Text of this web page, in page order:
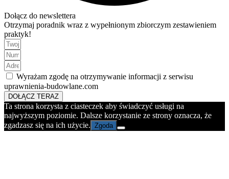
Dołącz do newslettera
Otrzymaj poradnik wraz z wypełnionym zbiorczym zestawieniem
praktyk!
Wyrażam zgodę na otrzymywanie informacji z serwisu
uprawnienia-budowlane.com
DOŁĄCZ TERAZ
Ta strona korzysta z ciasteczek aby świadczyć usługi na
najwyższym poziomie. Dalsze korzystanie ze strony oznacza, że
zgadzasz się na ich użycie. Zgoda